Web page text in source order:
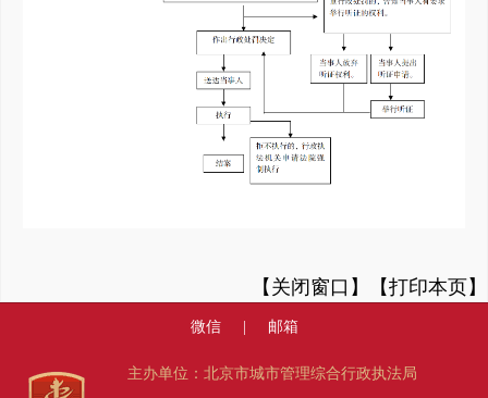
【打印本页】
【关闭窗口】
微信 | 邮箱
主办单位：北京市城市管理综合行政执法局